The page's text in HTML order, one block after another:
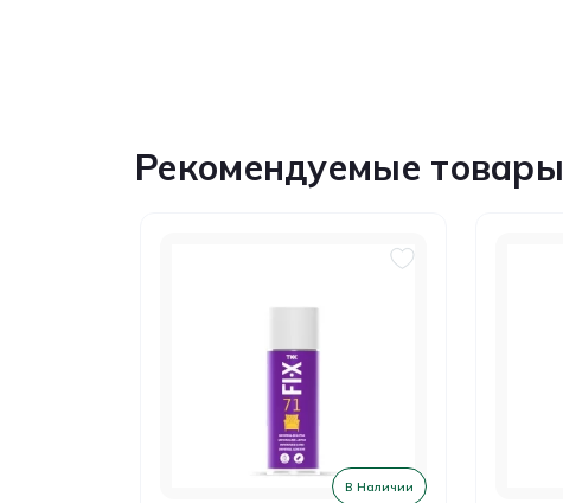
Рекомендуемые товары
В Наличии